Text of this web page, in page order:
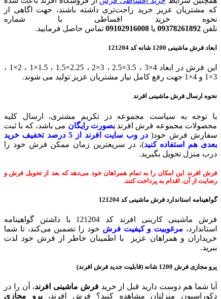
که مشتریان عزیز خرید راحت‌تری داشته باشند، جهت اگاهی از
نحوه خرید اقساطی با شماره
تلفن 09378261892 یا 09102916008 تماس حاصل فرمایید.
ابعاد فرش ماشینی 1200 شانه کد 121204
این فرش در ابعاد 4×3 ، 3.5×2.5 ، 3×2 ، 2.25×1.5 ، 1.5×1 ، 2×1 ،
3×1 و 4×1 جهت رفع کامل نیاز مشتریان عزیز تولید می شوند.
نحوه ارسال فرش ماشینی افرند
با توجه به سیاست مجموعه در تکریم مشتری، ارسال کلیه
محصولات مجموعه فرش افرندبصورت رایگان می باشد، که با ثبت
سفارش فرش خود(در وب سایت افرند
از 5 درصد تخفیف خرید
بعدی هم استفاده کنید)، در سریعترین زمان ممکن فرش خود را
درب منزل تحویل بگیرید.
فرش افرند این امکان را به تمام همراهان خود می‌دهد که بعد از تحویل فرش و
رضایت از آن، اقدام به پرداخت کنند.
گواهینامه استاندارد فرش ماشینیکد 121204
فرش ماشینی کاربنی افرند کد 121204 با داشتن گواهینامه
استاندارد، مرغوبیت و کیفیت فرش خود را تضمبن می‌کند، تا شما
خریداران و همراهان عزیز با اطمینان خاطر از فرش خود لذت
ببرید.
پرو مجازی فرش 1200 شانه (قابلیت جدید فرش افرند)
آیا شما هم دوست دارید قبل از خریدفرش ماشینی افرند، آن را در
دکوراسیون منزلتان مشاهده کنید؟ فرش افرند،پرو مجازی